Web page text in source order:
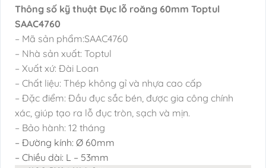
Thông số kỹ thuật Đục lỗ roăng 60mm Toptul
SAAC4760
– Mã sản phẩm:SAAC4760
– Nhà sản xuất: Toptul
– Xuất xứ: Đài Loan
– Chất liệu: Thép không gỉ và nhựa cao cấp
– Đặc điểm: Đầu đục sắc bén, được gia công chính
xác, giúp tạo ra lỗ đục tròn, sạch và mịn.
– Bảo hành: 12 tháng
– Đường kính: Ø 60mm
– Chiều dài: L – 53mm